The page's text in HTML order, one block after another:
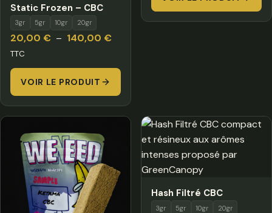
Static Frozen – CBC
3gr 5gr 10gr 20gr
20,00 € – 140,00 €Plage
prix :
à
140,00 €
TTC
VOIR LE PRODUIT
à
Hash Filtré CBC
3gr 5gr 10gr 20gr